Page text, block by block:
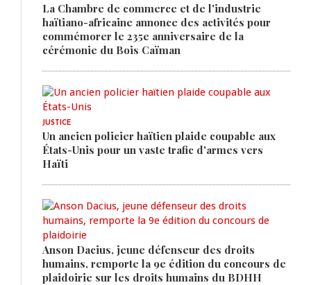
La Chambre de commerce et de l'industrie
haïtiano-africaine annonce des activités pour
commémorer le 235e anniversaire de la
cérémonie du Bois Caïman
JUSTICE
Un ancien policier haïtien plaide coupable aux
États-Unis pour un vaste trafic d'armes vers
Haïti
Anson Dacius, jeune défenseur des droits
humains, remporte la 9e édition du concours de
plaidoirie sur les droits humains du BDHH